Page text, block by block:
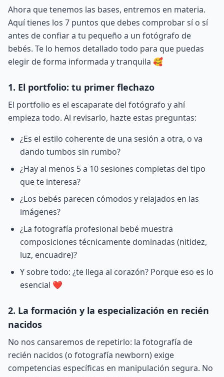
Ahora que tenemos las bases, entremos en materia.
Aquí tienes los 7 puntos que debes comprobar sí o sí
antes de confiar a tu pequeño a un fotógrafo de
bebés. Te lo hemos detallado todo para que puedas
elegir de forma informada y tranquila 🥰
1. El portfolio: tu primer flechazo
El portfolio es el escaparate del fotógrafo y ahí
empieza todo. Al revisarlo, hazte estas preguntas:
¿Es el estilo coherente de una sesión a otra, o va
dando tumbos sin rumbo?
¿Hay al menos 5 a 10 sesiones completas del tipo
que te interesa?
¿Los bebés parecen cómodos y relajados en las
imágenes?
¿La fotografía profesional bebé muestra
composiciones técnicamente dominadas (nitidez,
luz, encuadre)?
Y sobre todo: ¿te llega al corazón? Porque eso es lo
esencial ❤️
2. La formación y la especialización en recién
nacidos
No nos cansaremos de repetirlo: la fotografía de
recién nacidos (o fotografía newborn) exige
competencias específicas en manipulación segura. No